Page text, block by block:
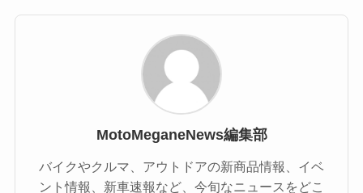
MotoMeganeNews編集部
バイクやクルマ、アウトドアの新商品情報、イベ
ント情報、新車速報など、今旬なニュースをどこ